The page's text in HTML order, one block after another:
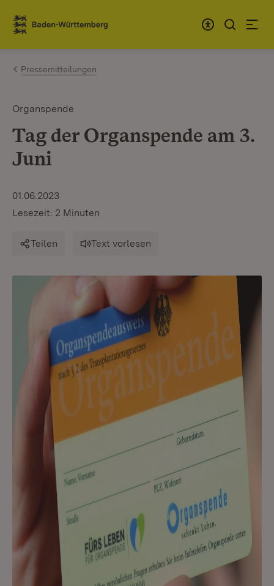
Zum Inhalt springen
Link zur Startseite
Pressemitteilungen
Organspende
Tag der Organspende am 3.
Juni
01.06.2023
Lesezeit: 2 Minuten
Teilen Text vorlesen